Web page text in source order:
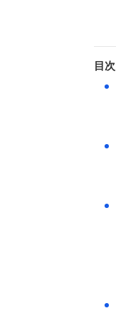
目次
●
●
●
●